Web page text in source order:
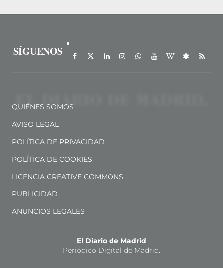
SÍGUENOS
QUIÉNES SOMOS
AVISO LEGAL
POLÍTICA DE PRIVACIDAD
POLÍTICA DE COOKIES
LICENCIA CREATIVE COMMONS
PUBLICIDAD
ANUNCIOS LEGALES
El Diario de Madrid
Periódico Digital de Madrid.